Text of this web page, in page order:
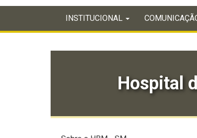
menu
do
menu
INICIAL
INSTITUCIONAL
Hospital